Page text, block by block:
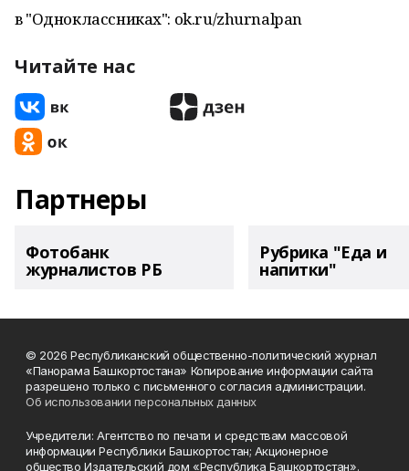
в "Одноклассниках": ok.ru/zhurnalpan
Читайте нас
Партнеры
Фотобанк
журналистов РБ
Рубрика "Еда и
напитки"
© 2026 Республиканский общественно-политический журнал
«Панорама Башкортостана» Копирование информации сайта
разрешено только с письменного согласия администрации.
Об использовании персональных данных
Учредители: Агентство по печати и средствам массовой
информации Республики Башкортостан; Акционерное
общество Издательский дом «Республика Башкортостан».